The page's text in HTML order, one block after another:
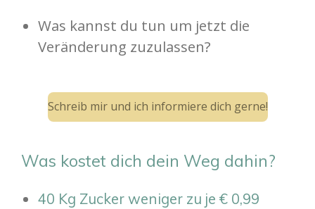
Was kannst du tun um jetzt die
Veränderung zuzulassen?
Schreib mir und ich informiere dich gerne!
Was kostet dich dein Weg dahin?
40 Kg Zucker weniger zu je € 0,99